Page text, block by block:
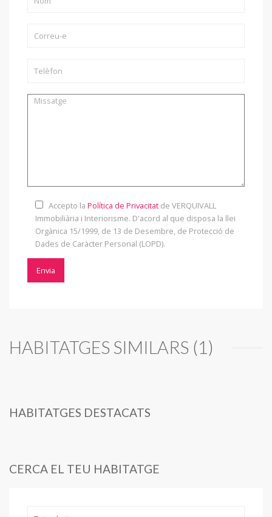
Accepto laPolítica de Privacitat de VERQUIVALL
Immobiliària i Interiorisme. D'acord al que disposa la llei
Orgànica 15/1999, de 13 de Desembre, de Protecció de
Dades de Caràcter Personal (LOPD).
HABITATGES SIMILARS (1)
HABITATGES DESTACATS
CERCA EL TEU HABITATGE